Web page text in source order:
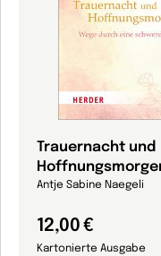
Trauernacht und
Antje Sabine Naegeli
12,00 €
Kartonierte Ausgabe